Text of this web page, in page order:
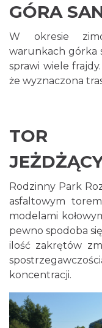
GÓRA
W okresie
warunkach górka
sprawi wiele
że wyznaczona
TOR
Rodzinny Park
asfaltowym
modelami
pewno spodoba
ilość zakrętów
koncentracji.